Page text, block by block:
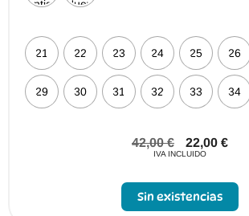
21 22 23 24 25 26
29 30 31 32 33 34
42,00€ 22,00 €
IVA INCLUIDO
Sin existencias